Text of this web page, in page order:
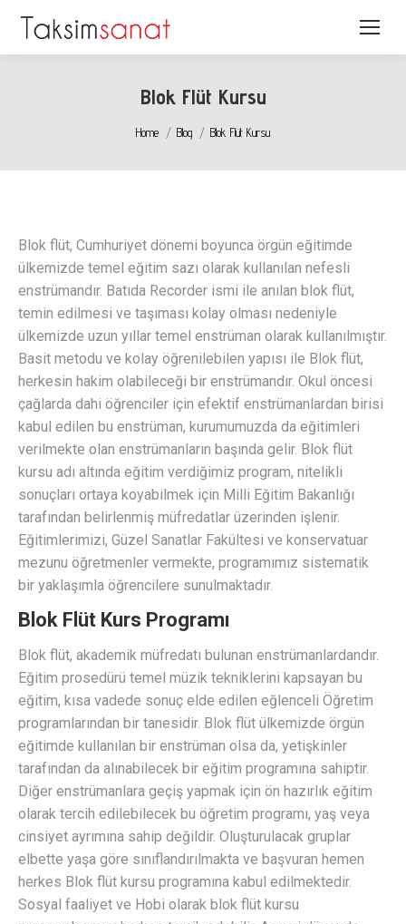
Blok Flüt Kursu
You are here:
Home Blog Blok Flüt Kursu
Blok flüt, Cumhuriyet dönemi boyunca örgün eğitimde
ülkemizde temel eğitim sazı olarak kullanılan nefesli
enstrümandır. Batıda Recorder ismi ile anılan blok flüt,
temin edilmesi ve taşıması kolay olması nedeniyle
ülkemizde uzun yıllar temel enstrüman olarak kullanılmıştır.
Basit metodu ve kolay öğrenilebilen yapısı ile Blok flüt,
herkesin hakim olabileceği bir enstrümandır. Okul öncesi
çağlarda dahi öğrenciler için efektif enstrümanlardan birisi
kabul edilen bu enstrüman, kurumumuzda da eğitimleri
verilmekte olan enstrümanların başında gelir. Blok flüt
kursu adı altında eğitim verdiğimiz program, nitelikli
sonuçları ortaya koyabilmek için Milli Eğitim Bakanlığı
tarafından belirlenmiş müfredatlar üzerinden işlenir.
Eğitimlerimizi, Güzel Sanatlar Fakültesi ve konservatuar
mezunu öğretmenler vermekte, programımız sistematik
bir yaklaşımla öğrencilere sunulmaktadır.
Blok Flüt Kurs Programı
Blok flüt, akademik müfredatı bulunan enstrümanlardandır.
Eğitim prosedürü temel müzik tekniklerini kapsayan bu
eğitim, kısa vadede sonuç elde edilen eğlenceli Öğretim
programlarından bir tanesidir. Blok flüt ülkemizde örgün
eğitimde kullanılan bir enstrüman olsa da, yetişkinler
tarafından da alınabilecek bir eğitim programına sahiptir.
Diğer enstrümanlara geçiş yapmak için ön hazırlık eğitim
olarak tercih edilebilecek bu öğretim programı, yaş veya
cinsiyet ayrımına sahip değildir. Oluşturulacak gruplar
elbette yaşa göre sınıflandırılmakta ve başvuran hemen
herkes Blok flüt kursu programına kabul edilmektedir.
Sosyal faaliyet ve Hobi olarak blok flüt kursu